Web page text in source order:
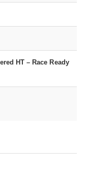
HT – Race Ready